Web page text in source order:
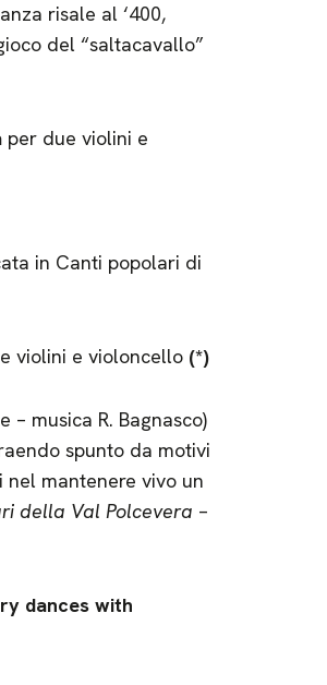
risale al ‘400,
del “saltacavallo”
per due violini e
in Canti popolari di
violini e violoncello (*)
musica R. Bagnasco)
spunto da motivi
mantenere vivo un
della Val Polcevera –
dances with